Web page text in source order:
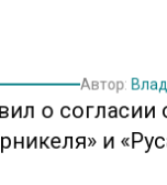
Автор:
о согласии
и